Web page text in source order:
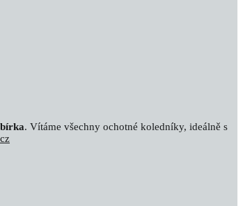
. Vítáme všechny ochotné koledníky, ideálně s